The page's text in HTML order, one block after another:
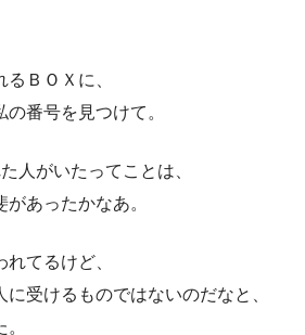
ＢＯＸに、
番号を見つけて。
人がいたってことは、
あったかなあ。
てるけど、
に受けるものではないのだなと、